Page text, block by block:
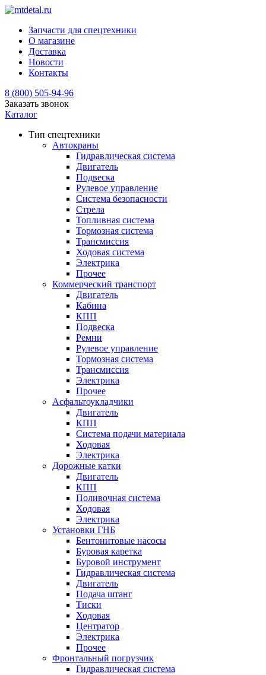
Запчасти для спецтехники
О магазине
Доставка
Новости
Контакты
8 (800) 505-94-96
Заказать звонок
Каталог
Тип спецтехники
Автокраны
Гидравлическая система
Двигатель
Подвеска
Рулевое управление
Система безопасности
Стрела
Топливная система
Тормозная система
Трансмиссия
Ходовая система
Электрика
Прочее
Коммерческий транспорт
Двигатель
Кабина
КПП
Подвеска
Ремни
Рулевое управление
Тормозная система
Трансмиссия
Электрика
Прочее
Асфальтоукладчики
Двигатель
КПП
Система подачи материала
Ходовая
Электрика
Дорожные катки
Двигатель
КПП
Поливочная система
Ходовая
Электрика
Установки ГНБ
Бентонитовые насосы
Буровая каретка
Буровой инструмент
Гидравлическая система
Двигатель
Подача штанг
Тиски
Ходовая
Центратор
Электрика
Прочее
Фронтальный погрузчик
Гидравлическая система